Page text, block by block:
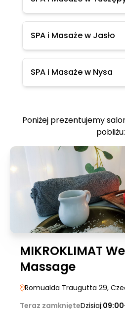
SPA i Masaże w Jasło
SPA i Masaże w Nysa
Poniżej prezentujemy
pobliżu:
MIKROKLIMAT
Massage
Romualda Traugutta 29,
Teraz zamknięteDzisiaj: